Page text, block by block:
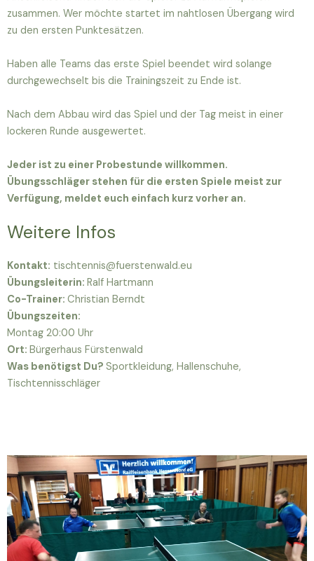
zusammen. Wer möchte startet im nahtlosen Übergang wird
zu den ersten Punktesätzen.
Haben alle Teams das erste Spiel beendet wird solange
durchgewechselt bis die Trainingszeit zu Ende ist.
Nach dem Abbau wird das Spiel und der Tag meist in einer
lockeren Runde ausgewertet.
Jeder ist zu einer Probestunde willkommen.
Übungsschläger stehen für die ersten Spiele meist zur
Verfügung, meldet euch einfach kurz vorher an.
Weitere Infos
Kontakt: tischtennis@fuerstenwald.eu
Übungsleiterin: Ralf Hartmann
Co-Trainer: Christian Berndt
Übungszeiten:
Montag 20:00 Uhr
Ort: Bürgerhaus Fürstenwald
Was benötigst Du? Sportkleidung, Hallenschuhe,
Tischtennisschläger